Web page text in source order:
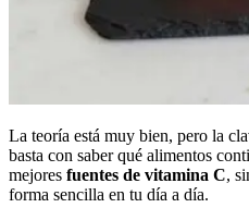
La teoría está muy bien, pero la
basta con saber qué alimentos
mejores fuentes de vitamina C,
forma sencilla en tu día a día.